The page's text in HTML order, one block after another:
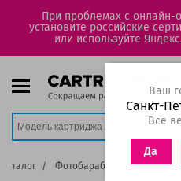
При проблемах с онлайн-
установите российские
или используйте
Ваш
Санкт-
Все
Да
Каталог Фотобарабаны